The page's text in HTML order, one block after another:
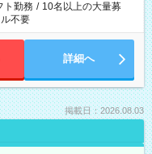
ト勤務 / 10名以上の大量募
不要
詳細へ
掲載日：2026.08.03